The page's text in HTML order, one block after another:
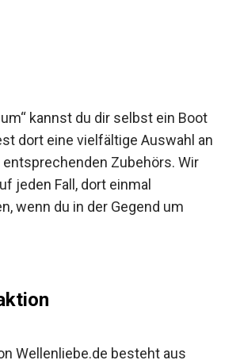
kannst du dir selbst ein Boot
dort eine vielfältige Auswahl an
Zubehörs. Wir
jeden Fall, dort einmal
wenn du in der Gegend um
Wellenliebe.de besteht aus